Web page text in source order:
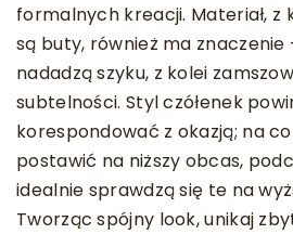
formalnych kreacji. Materiał,
są buty, również ma
nadadzą szyku, z kolei
subtelności. Styl czółenek
korespondować z okazją; na
postawić na niższy obcas,
idealnie sprawdzą się te na
Tworząc spójny look, unikaj